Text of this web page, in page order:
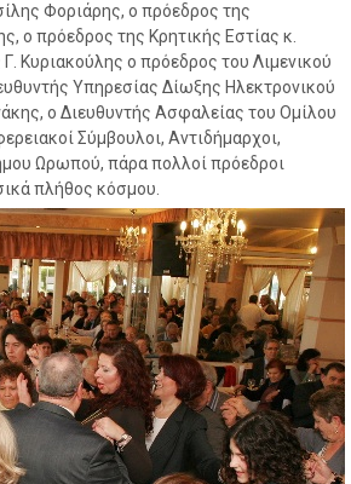
Φοριάρης, ο πρόεδρος της
ο πρόεδρος της Κρητικής Εστίας κ.
Κυριακούλης ο πρόεδρος του Λιμενικού
Υπηρεσίας Δίωξης Ηλεκτρονικού
ο Διευθυντής Ασφαλείας του Ομίλου
Σύμβουλοι, Αντιδήμαρχοι,
Ωρωπού, πάρα πολλοί πρόεδροι
πλήθος κόσμου.